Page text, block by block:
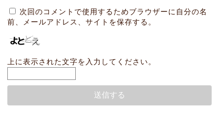
次回のコメントで使用するためブラウザーに自分の名
前、メールアドレス、サイトを保存する。
上に表示された文字を入力してください。